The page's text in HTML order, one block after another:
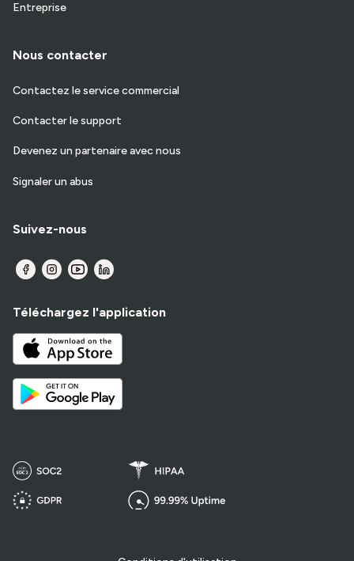
Entreprise
Nous contacter
Contactez le service commercial
Contacter le support
Devenez un partenaire avec nous
Signaler un abus
Suivez-nous
Téléchargez l'application